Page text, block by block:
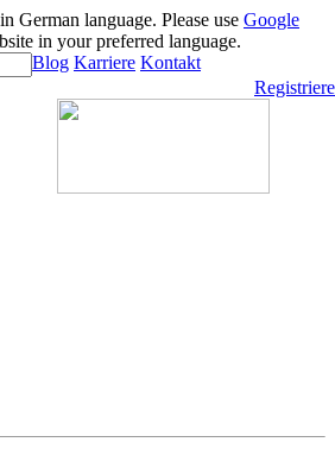
German language. Please use Google
in your preferred language.
Blog Karriere Kontakt